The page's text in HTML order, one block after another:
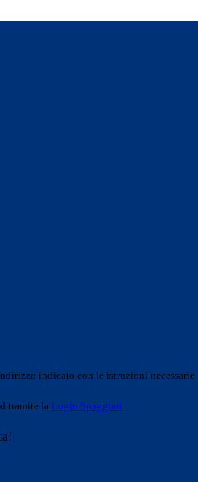
indicato con le istruzioni necessarie.
tramite la Login Spaggiari